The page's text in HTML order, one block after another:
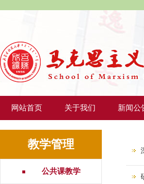
网站首页 关于我们 新闻公
教学管理
公共课教学